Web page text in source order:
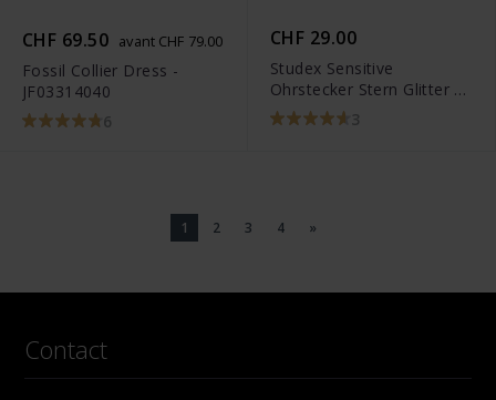
CHF 69.50 avant CHF 79.00
Fossil Collier Dress -
JF03314040
6
CHF 29.00
Studex Sensitive
Ohrstecker Stern Glitter -
STX-11174P3
1 2 3 4 »
Contact